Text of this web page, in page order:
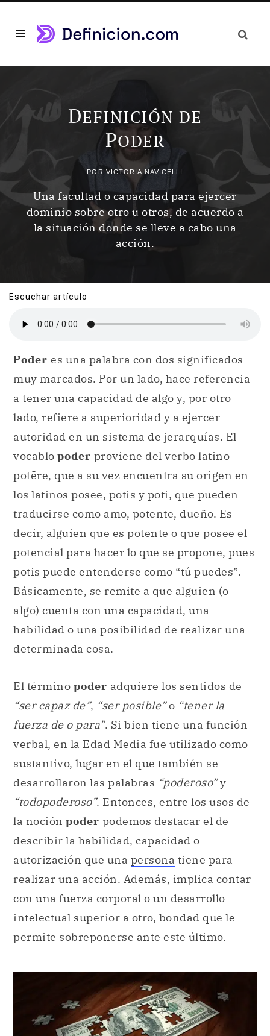
DEFINICIÓN DE
PODER
POR VICTORIA NAVICELLI
Una facultad o capacidad para ejercer
dominio sobre otro u otros, de acuerdo a
la situación donde se lleve a cabo una
acción.
Escuchar artículo
Poder es una palabra con dos significados
muy marcados. Por un lado, hace referencia
a tener una capacidad de algo y, por otro
lado, refiere a superioridad y a ejercer
autoridad en un sistema de jerarquías. El
vocablo poder proviene del verbo latino
potēre, que a su vez encuentra su origen en
los latinos posee, potis y poti, que pueden
traducirse como amo, potente, dueño. Es
decir, alguien que es potente o que posee el
potencial para hacer lo que se propone, pues
potis puede entenderse como “tú puedes”.
Básicamente, se remite a que alguien (o
algo) cuenta con una capacidad, una
habilidad o una posibilidad de realizar una
determinada cosa.
El término poder adquiere los sentidos de
“ser capaz de”, “ser posible”o “tener la
fuerza de o para”. Si bien tiene una función
verbal, en la Edad Media fue utilizado como
sustantivo, lugar en el que también se
desarrollaron las palabras “poderoso”y
“todopoderoso”. Entonces, entre los usos de
la noción poder podemos destacar el de
describir la habilidad, capacidad o
autorización que una persona tiene para
realizar una acción. Además, implica contar
con una fuerza corporal o un desarrollo
intelectual superior a otro, bondad que le
permite sobreponerse ante este último.